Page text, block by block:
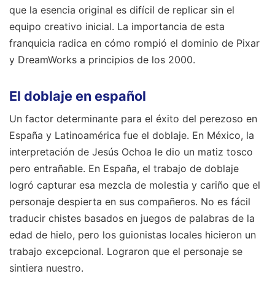
que la esencia original es difícil de replicar sin el
equipo creativo inicial. La importancia de esta
franquicia radica en cómo rompió el dominio de Pixar
y DreamWorks a principios de los 2000.
El doblaje en español
Un factor determinante para el éxito del perezoso en
España y Latinoamérica fue el doblaje. En México, la
interpretación de Jesús Ochoa le dio un matiz tosco
pero entrañable. En España, el trabajo de doblaje
logró capturar esa mezcla de molestia y cariño que el
personaje despierta en sus compañeros. No es fácil
traducir chistes basados en juegos de palabras de la
edad de hielo, pero los guionistas locales hicieron un
trabajo excepcional. Lograron que el personaje se
sintiera nuestro.